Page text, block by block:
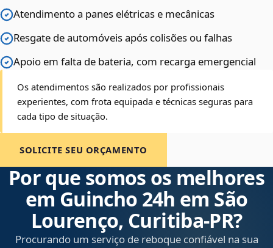
Atendimento a panes elétricas e mecânicas
Resgate de automóveis após colisões ou falhas
Apoio em falta de bateria, com recarga emergencial
Os atendimentos são realizados por profissionais
experientes, com frota equipada e técnicas seguras para
cada tipo de situação.
SOLICITE SEU ORÇAMENTO
Por que somos os melhores
em Guincho 24h em São
Lourenço, Curitiba‑PR?
Procurando um serviço de reboque confiável na sua